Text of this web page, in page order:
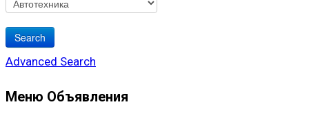
Advanced Search
Меню Объявления